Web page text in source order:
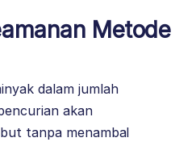
Metode
dalam jumlah
akan
tanpa menambal